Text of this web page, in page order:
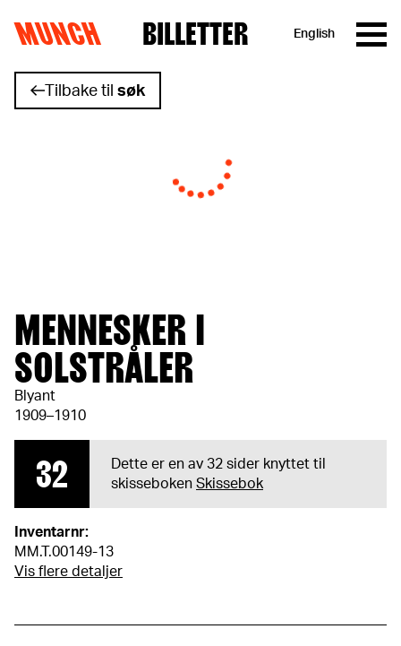
Hopp til innhold
MUNCH BILLETTER English
Tilbake til søk
MENNESKER I
SOLSTRÅLER
Blyant
1909–1910
32
Dette er en av 32 sider knyttet til
skisseboken Skissebok
Inventarnr:
MM.T.00149-13
Vis flere detaljer